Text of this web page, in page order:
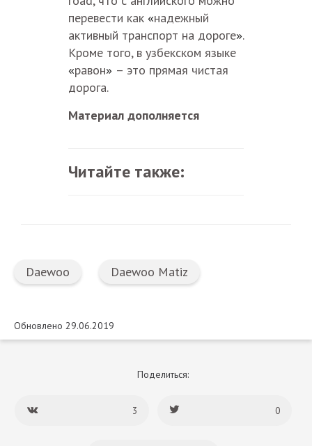
перевести как «надежный
активный транспорт на дороге».
Кроме того, в узбекском языке
«равон» – это прямая чистая
дорога.
Материал дополняется
Читайте также:
Daewoo Daewoo Matiz
Обновлено 29.06.2019
Поделиться:
3 0